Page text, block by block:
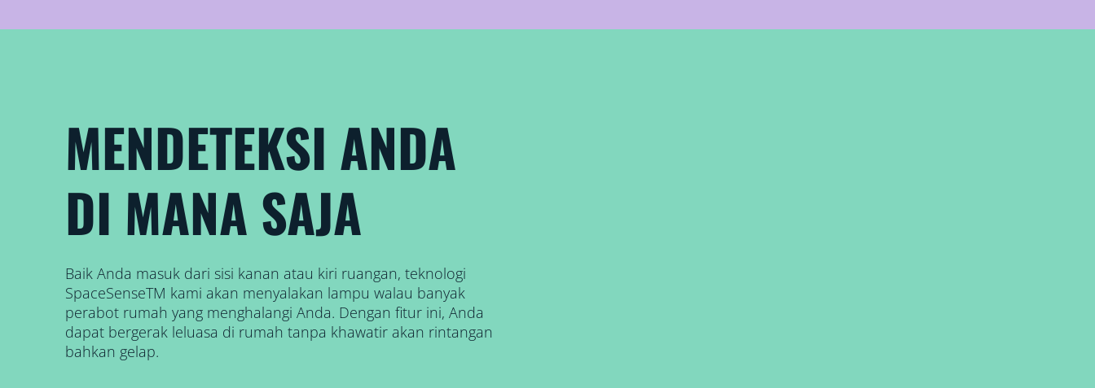
MENDETEKSI ANDA
DI MANA SAJA
Baik Anda masuk dari sisi kanan atau kiri ruangan, teknologi
SpaceSenseTM kami akan menyalakan lampu walau banyak
perabot rumah yang menghalangi Anda. Dengan fitur ini, Anda
dapat bergerak leluasa di rumah tanpa khawatir akan rintangan
bahkan gelap.